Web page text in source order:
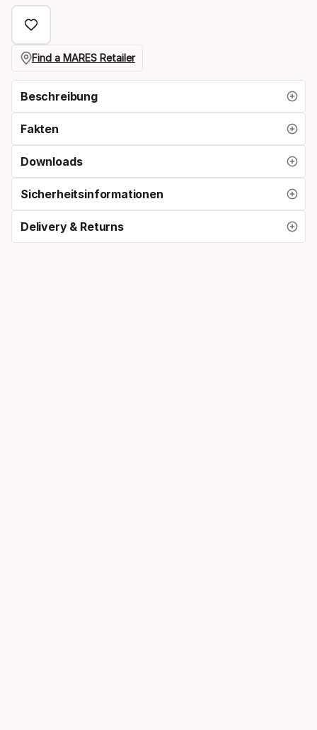
select
option:
länge
Find a MARES Retailer
Beschreibung
Fakten
Downloads
Sicherheitsinformationen
Delivery & Returns